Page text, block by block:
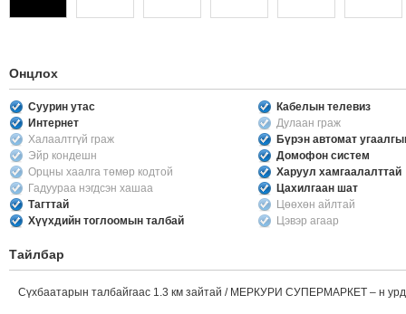
Онцлох
Суурин утас
Кабелын телевиз
Интернет
Дулаан граж
Халаалтгүй граж
Бүрэн автомат
Эйр кондешн
Домофон систем
Орцны хаалга төмөр кодтой
Харуул хамгаалалттай
Гадуураа нэгдсэн хашаа
Цахилгаан шат
Тагттай
Цөөхөн айлтай
Хүүхдийн тоглоомын талбай
Цэвэр агаар
Тайлбар
Сүхбаатарын талбайгаас 1.3 км зайтай / МЕРКУРИ СУПЕРМАРКЕТ – н